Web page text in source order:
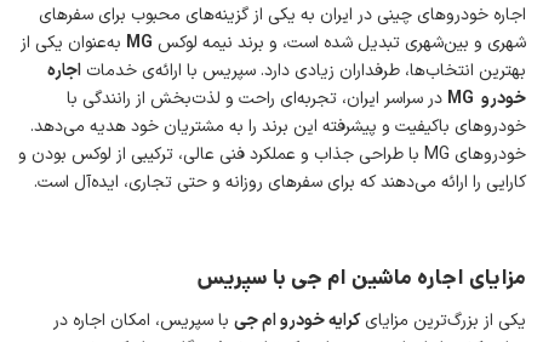
اجاره خودروهای چینی در ایران به یکی از گزینه‌های محبوب برای سفرهای
شهری و بین‌شهری تبدیل شده است، و برند نیمه لوکس MG به‌عنوان یکی از
بهترین انتخاب‌ها، طرفداران زیادی دارد. سپریس با ارائه‌ی خدمات اجاره
خودرو
در سراسر ایران، تجربه‌ای راحت و لذت‌بخش از رانندگی با
خودروهای باکیفیت و پیشرفته این برند را به مشتریان خود هدیه می‌دهد.
خودروهای MG با طراحی جذاب و عملکرد فنی عالی، ترکیبی از لوکس بودن و
کارایی را ارائه می‌دهند که برای سفرهای روزانه و حتی تجاری، ایده‌آل است.
مزایای اجاره ماشین ام جی با سپریس
یکی از بزرگ‌ترین مزایایکرایه خودرو ام جی با سپریس، امکان اجاره در